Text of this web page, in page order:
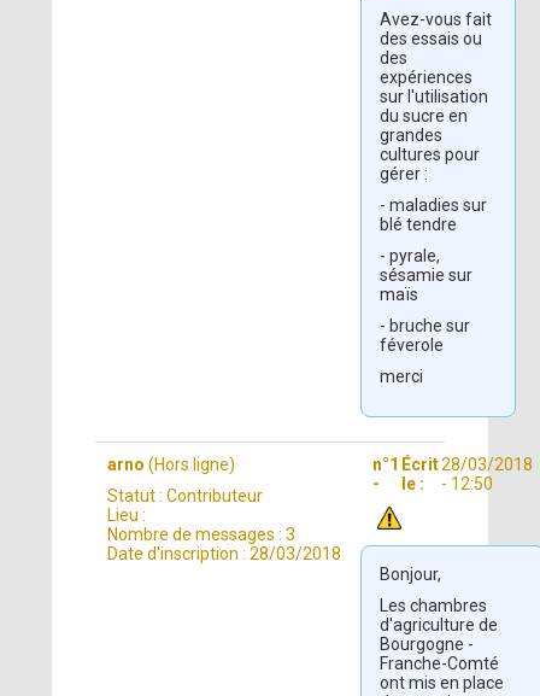
Avez-vous fait
des essais ou
des
expériences
sur l'utilisation
du sucre en
grandes
cultures pour
gérer :
- maladies sur
blé tendre
- pyrale,
sésamie sur
maïs
- bruche sur
féverole
merci
arno (Hors ligne)
Statut : Contributeur
Lieu :
Nombre de messages : 3
Date d'inscription : 28/03/2018
n°1
-
Écrit
le :
28/03/2018
- 12:50
Bonjour,
Les chambres
d'agriculture de
Bourgogne -
Franche-Comté
ont mis en place